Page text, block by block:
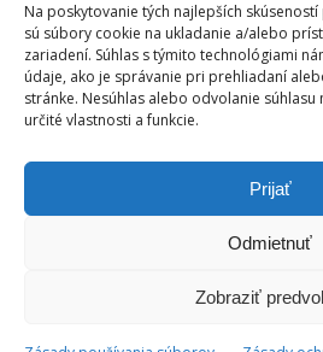
Na poskytovanie tých najlepších
sú súbory cookie na ukladanie a/alebo
zariadení. Súhlas s týmito technológiami
údaje, ako je správanie pri prehliadaní
stránke. Nesúhlas alebo odvolanie
určité vlastnosti a funkcie.
Prijať
Odmietnuť
Zobraziť
a povolíte tento